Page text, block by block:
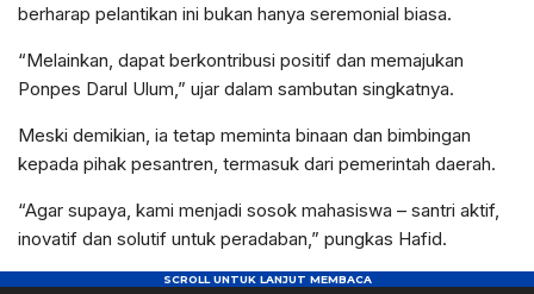
berharap pelantikan ini bukan hanya seremonial biasa.
“Melainkan, dapat berkontribusi positif dan memajukan
Ponpes Darul Ulum,” ujar dalam sambutan singkatnya.
Meski demikian, ia tetap meminta binaan dan bimbingan
kepada pihak pesantren, termasuk dari pemerintah daerah.
“Agar supaya, kami menjadi sosok mahasiswa – santri aktif,
inovatif dan solutif untuk peradaban,” pungkas Hafid.